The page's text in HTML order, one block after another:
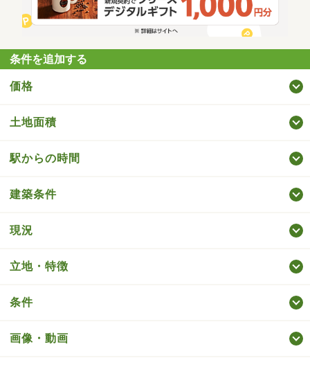
条件を追加する
価格
土地面積
駅からの時間
建築条件
現況
立地・特徴
条件
画像・動画